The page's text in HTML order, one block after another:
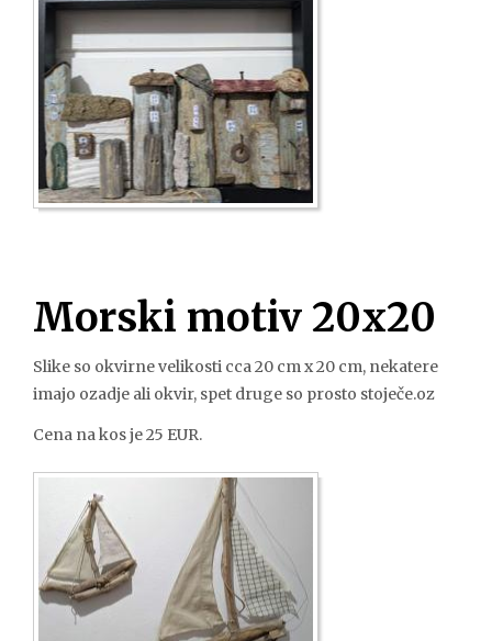
Morski motiv 20x20
Slike so okvirne velikosti cca 20 cm x 20 cm, nekatere
imajo ozadje ali okvir, spet druge so prosto stoječe.oz
Cena na kos je 25 EUR.